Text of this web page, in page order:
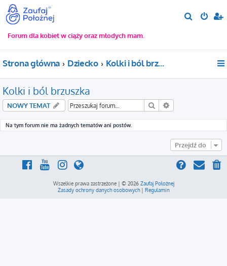
j
Forum dla kobiet w ciąży oraz młodych mam.
Strona główna Dziecko Kolki i ból brzuszka
Kolki i ból brzuszka
NOWY TEMAT Szukaj
Na tym forum nie ma żadnych tematów ani postów.
Przejdź do
Wszelkie prawa zastrzeżone | © 2026 Zaufaj Położnej
Zasady ochrony danych osobowych| Regulamin